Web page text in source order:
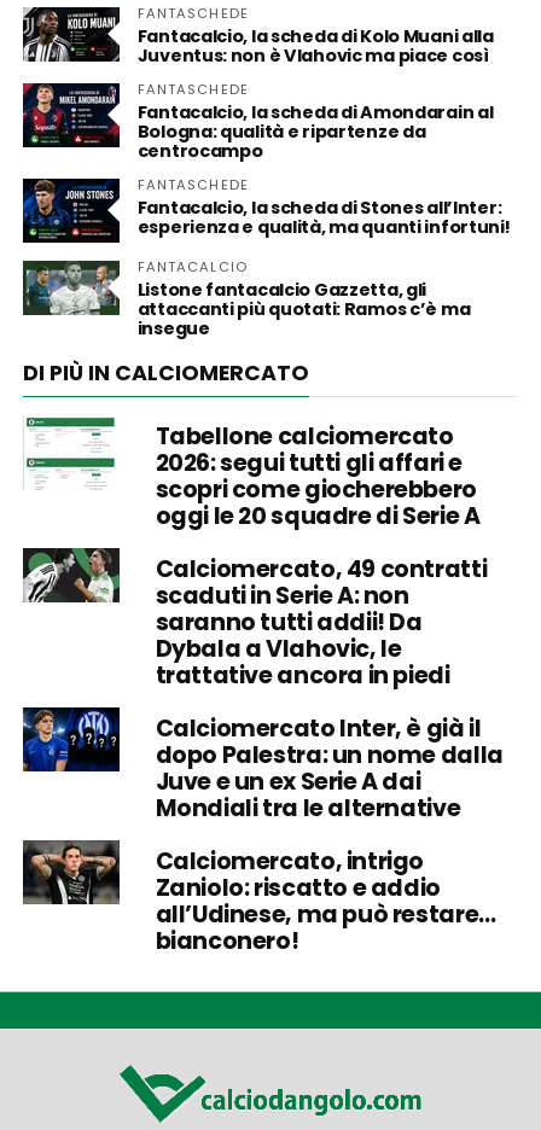
FANTASCHEDE
Fantacalcio, la scheda di Kolo Muani alla
Juventus: non è Vlahovic ma piace così
FANTASCHEDE
Fantacalcio, la scheda di Amondarain al
Bologna: qualità e ripartenze da
centrocampo
FANTASCHEDE
Fantacalcio, la scheda di Stones all’Inter:
esperienza e qualità, ma quanti infortuni!
FANTACALCIO
Listone fantacalcio Gazzetta, gli
attaccanti più quotati: Ramos c’è ma
insegue
DI PIÙ IN CALCIOMERCATO
Tabellone calciomercato
2026: segui tutti gli affari e
scopri come giocherebbero
oggi le 20 squadre di Serie A
Calciomercato, 49 contratti
scaduti in Serie A: non
saranno tutti addii! Da
Dybala a Vlahovic, le
trattative ancora in piedi
Calciomercato Inter, è già il
dopo Palestra: un nome dalla
Juve e un ex Serie A dai
Mondiali tra le alternative
Calciomercato, intrigo
Zaniolo: riscatto e addio
all’Udinese, ma può restare…
bianconero!